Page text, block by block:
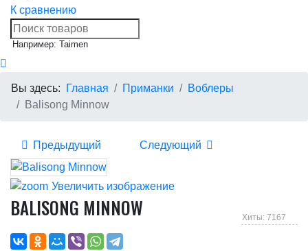
К сравнению
Например: Taimen
Вы здесь: Главная Приманки
Воблеры
Balisong Minnow
Предыдущий Следующий
Увеличить изображение
Хиты: 7167
BALISONG MINNOW